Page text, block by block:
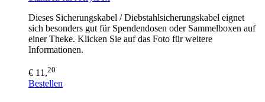
Dieses Sicherungskabel / Diebstahlsicherungskabel eignet
sich besonders gut für Spendendosen oder Sammelboxen auf
einer Theke. Klicken Sie auf das Foto für weitere
Informationen.
€ 11,20
Bestellen